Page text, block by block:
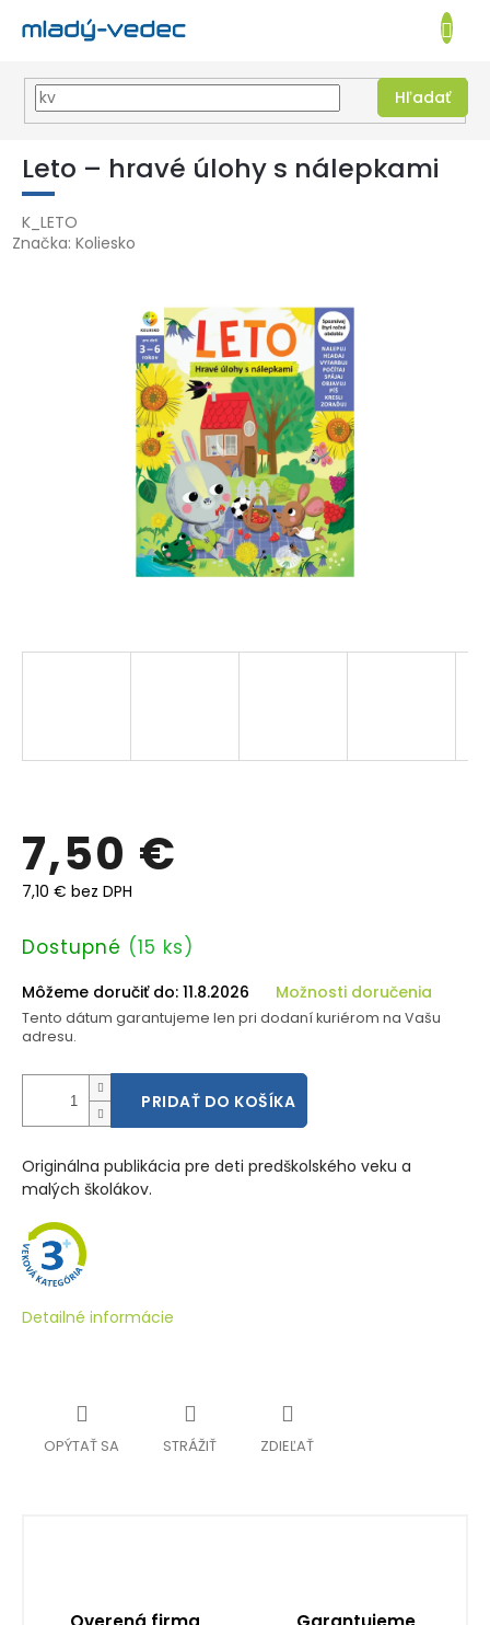
Prejsť
obsah
EUR
Hľadať
KOŠÍK
Leto – hravé úlohy s nálepkami
K_LETO
Značka: Koliesko
7,50 €
7,10 € bez DPH
Jednotková
Dostupné (15 ks)
Môžeme doručiť do: 11.8.2026 Možnosti doručenia
Tento dátum garantujeme len pri dodaní kuriérom na Vašu
adresu.
PRIDAŤ DO KOŠÍKA
Originálna publikácia pre deti predškolského veku a
malých školákov.
Detailné informácie
OPÝTAŤ SA STRÁŽIŤ ZDIEĽAŤ